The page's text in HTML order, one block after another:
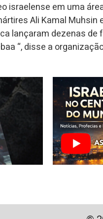
israelense em uma
Ali Kamal
lançaram dezenas de
“, disse a